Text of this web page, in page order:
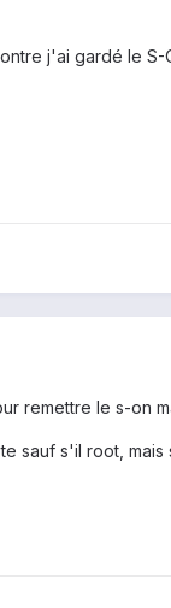
j'ai gardé le S-
remettre le s-on
sauf s'il root,